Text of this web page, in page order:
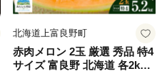
北海道上富良野町
赤肉メロン 2玉 厳選 秀品 特4
サイズ 富良野 北海道 各2kg